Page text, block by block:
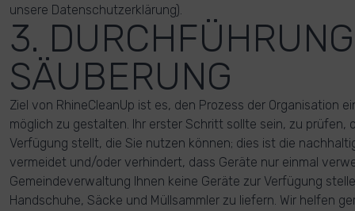
unsere Datenschutzerklärung).
3.
SÄUBERUNG
Ziel von RhineCleanUp ist es, den Prozess der Organisation
möglich zu gestalten. Ihr erster Schritt sollte sein, zu prüfen,
Verfügung stellt, die Sie nutzen können; dies ist die
vermeidet und/oder verhindert, dass Geräte nur einmal
Gemeindeverwaltung Ihnen keine Geräte zur Verfügung
Handschuhe, Säcke und Müllsammler zu liefern. Wir helfen